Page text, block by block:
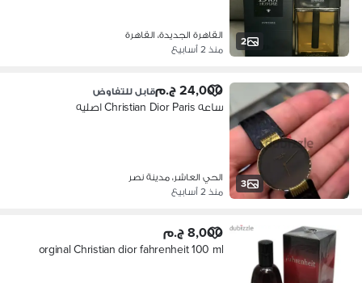
2
القاهرة الجديدة، القاهرة
منذ 2 أسابيع
3
24,000 ج.م قابل للتفاوض
ساعه Christian Dior Paris اصليه
الحي العاشر، مدينة نصر
منذ 2 أسابيع
8,000 ج.م
orginal Christian dior fahrenheit 100 ml